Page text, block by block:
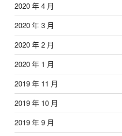
2020 年 4 月
2020 年 3 月
2020 年 2 月
2020 年 1 月
2019 年 11 月
2019 年 10 月
2019 年 9 月